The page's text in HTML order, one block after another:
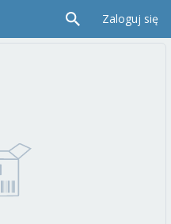
Zaloguj się